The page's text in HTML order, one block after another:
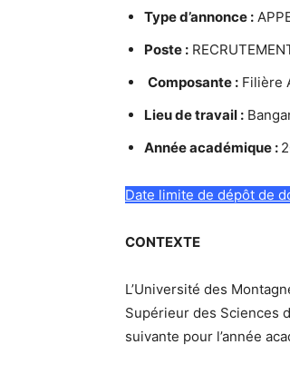
Type d’annonce :
Poste :
Composante : Filière
Lieu de travail :
Année académique :
Date limite de dépôt de
CONTEXTE
L’Université des
Supérieur des Sciences
suivante pour l’année